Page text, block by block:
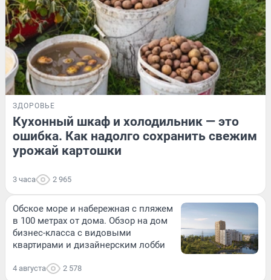
ЗДОРОВЬЕ
Кухонный шкаф и холодильник — это
ошибка. Как надолго сохранить свежим
урожай картошки
3 часа 2 965
Обское море и набережная с пляжем
в 100 метрах от дома. Обзор на дом
бизнес-класса с видовыми
квартирами и дизайнерским лобби
4 августа 2 578